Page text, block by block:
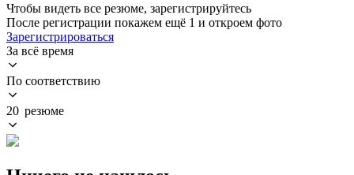
Чтобы видеть все резюме, зарегистрируйтесь
После регистрации покажем ещё 1 и откроем фото
Зарегистрироваться
За всё время
По соответствию
20 резюме